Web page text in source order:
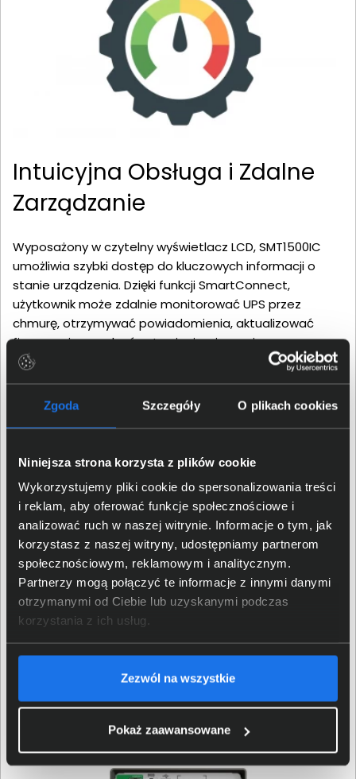
Zgoda Szczegóły O plikach cookies
Niniejsza strona korzysta z plików cookie
Wykorzystujemy pliki cookie do spersonalizowania treści
i reklam, aby oferować funkcje społecznościowe i
analizować ruch w naszej witrynie. Informacje o tym, jak
korzystasz z naszej witryny, udostępniamy partnerom
społecznościowym, reklamowym i analitycznym.
Partnerzy mogą połączyć te informacje z innymi danymi
otrzymanymi od Ciebie lub uzyskanymi podczas
korzystania z ich usług.
Zezwól na wszystkie
Pokaż zaawansowane
Intuicyjna Obsługa i Zdalne
Zarządzanie
Wyposażony w czytelny wyświetlacz LCD, SMT1500IC
umożliwia szybki dostęp do kluczowych informacji o
stanie urządzenia. Dzięki funkcji SmartConnect,
użytkownik może zdalnie monitorować UPS przez
chmurę, otrzymywać powiadomienia, aktualizować
firmware i zarządzać ustawieniami z poziomu
przeglądarki internetowej.
Gotowy na Integrację
Zasilacz oferuje osiem gniazd IEC C13 z podtrzymaniem
zasilania. Do dyspozycji są porty komunikacyjne USB, RJ-
zestawie znajduje się kabel USB, a obudowa typu tower
ułatwia ustawienie urządzenia w biurze lub serwerowni.